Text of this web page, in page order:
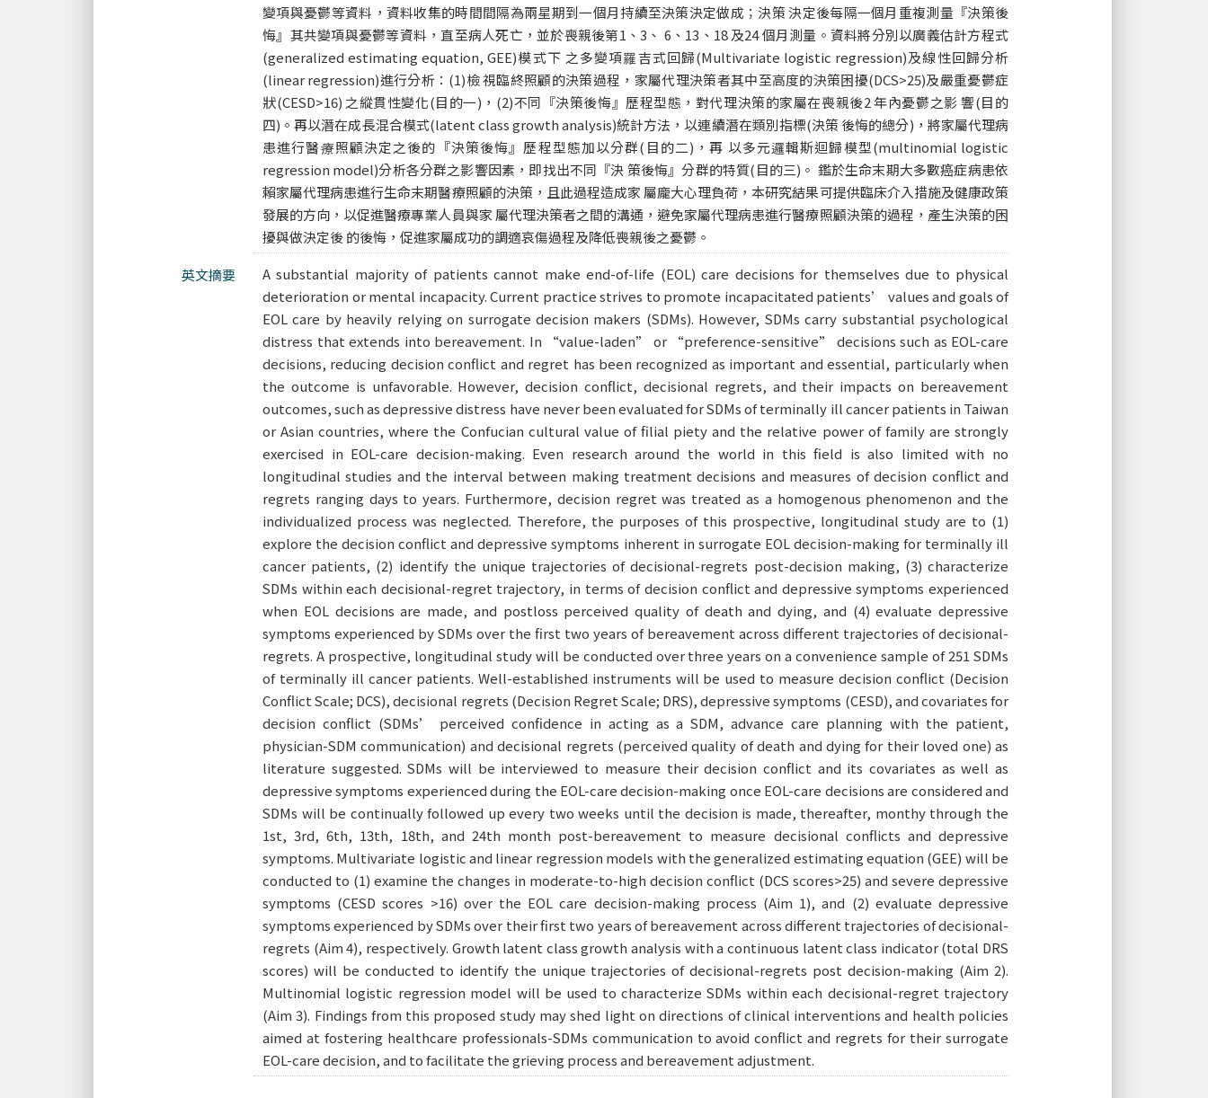
變項與憂鬱等資料，資料收集的時間間隔為兩星期到一個月持續至決策決定做成；決策 決定後每隔一個月重複測量『決策後
悔』其共變項與憂鬱等資料，直至病人死亡，並於喪親後第1、3、 6、13、18 及24 個月測量。資料將分別以廣義估計方程式
(generalized estimating equation, GEE)模式下 之多變項羅吉式回歸(Multivariate logistic regression)及線性回歸分析
(linear regression)進行分析：(1)檢 視臨終照顧的決策過程，家屬代理決策者其中至高度的決策困擾(DCS>25)及嚴重憂鬱症
狀(CESD>16) 之縱貫性變化(目的一)，(2)不同『決策後悔』歷程型態，對代理決策的家屬在喪親後2 年內憂鬱之影 響(目的
四)。再以潛在成長混合模式(latent class growth analysis)統計方法，以連續潛在類別指標(決策 後悔的總分)，將家屬代理病
患進行醫療照顧決定之後的『決策後悔』歷程型態加以分群(目的二)，再 以多元邏輯斯迴歸模型(multinomial logistic
regression model)分析各分群之影響因素，即找出不同『決 策後悔』分群的特質(目的三)。 鑑於生命末期大多數癌症病患依
賴家屬代理病患進行生命末期醫療照顧的決策，且此過程造成家 屬龐大心理負荷，本研究結果可提供臨床介入措施及健康政策
發展的方向，以促進醫療專業人員與家 屬代理決策者之間的溝通，避免家屬代理病患進行醫療照顧決策的過程，產生決策的困
擾與做決定後 的後悔，促進家屬成功的調適哀傷過程及降低喪親後之憂鬱。
英文摘要
A substantial majority of patients cannot make end-of-life (EOL) care decisions for themselves due to physical
deterioration or mental incapacity. Current practice strives to promote incapacitated patients’ values and goals of
EOL care by heavily relying on surrogate decision makers (SDMs). However, SDMs carry substantial psychological
distress that extends into bereavement. In “value-laden” or “preference-sensitive” decisions such as EOL-care
decisions, reducing decision conflict and regret has been recognized as important and essential, particularly when
the outcome is unfavorable. However, decision conflict, decisional regrets, and their impacts on bereavement
outcomes, such as depressive distress have never been evaluated for SDMs of terminally ill cancer patients in Taiwan
or Asian countries, where the Confucian cultural value of filial piety and the relative power of family are strongly
exercised in EOL-care decision-making. Even research around the world in this field is also limited with no
longitudinal studies and the interval between making treatment decisions and measures of decision conflict and
regrets ranging days to years. Furthermore, decision regret was treated as a homogenous phenomenon and the
individualized process was neglected. Therefore, the purposes of this prospective, longitudinal study are to (1)
explore the decision conflict and depressive symptoms inherent in surrogate EOL decision-making for terminally ill
cancer patients, (2) identify the unique trajectories of decisional-regrets post-decision making, (3) characterize
SDMs within each decisional-regret trajectory, in terms of decision conflict and depressive symptoms experienced
when EOL decisions are made, and postloss perceived quality of death and dying, and (4) evaluate depressive
symptoms experienced by SDMs over the first two years of bereavement across different trajectories of decisional-
regrets. A prospective, longitudinal study will be conducted over three years on a convenience sample of 251 SDMs
of terminally ill cancer patients. Well-established instruments will be used to measure decision conflict (Decision
Conflict Scale; DCS), decisional regrets (Decision Regret Scale; DRS), depressive symptoms (CESD), and covariates for
decision conflict (SDMs’ perceived confidence in acting as a SDM, advance care planning with the patient,
physician-SDM communication) and decisional regrets (perceived quality of death and dying for their loved one) as
literature suggested. SDMs will be interviewed to measure their decision conflict and its covariates as well as
depressive symptoms experienced during the EOL-care decision-making once EOL-care decisions are considered and
SDMs will be continually followed up every two weeks until the decision is made, thereafter, monthy through the
1st, 3rd, 6th, 13th, 18th, and 24th month post-bereavement to measure decisional conflicts and depressive
symptoms. Multivariate logistic and linear regression models with the generalized estimating equation (GEE) will be
conducted to (1) examine the changes in moderate-to-high decision conflict (DCS scores>25) and severe depressive
symptoms (CESD scores >16) over the EOL care decision-making process (Aim 1), and (2) evaluate depressive
symptoms experienced by SDMs over their first two years of bereavement across different trajectories of decisional-
regrets (Aim 4), respectively. Growth latent class growth analysis with a continuous latent class indicator (total DRS
scores) will be conducted to identify the unique trajectories of decisional-regrets post decision-making (Aim 2).
Multinomial logistic regression model will be used to characterize SDMs within each decisional-regret trajectory
(Aim 3). Findings from this proposed study may shed light on directions of clinical interventions and health policies
aimed at fostering healthcare professionals-SDMs communication to avoid conflict and regrets for their surrogate
EOL-care decision, and to facilitate the grieving process and bereavement adjustment.